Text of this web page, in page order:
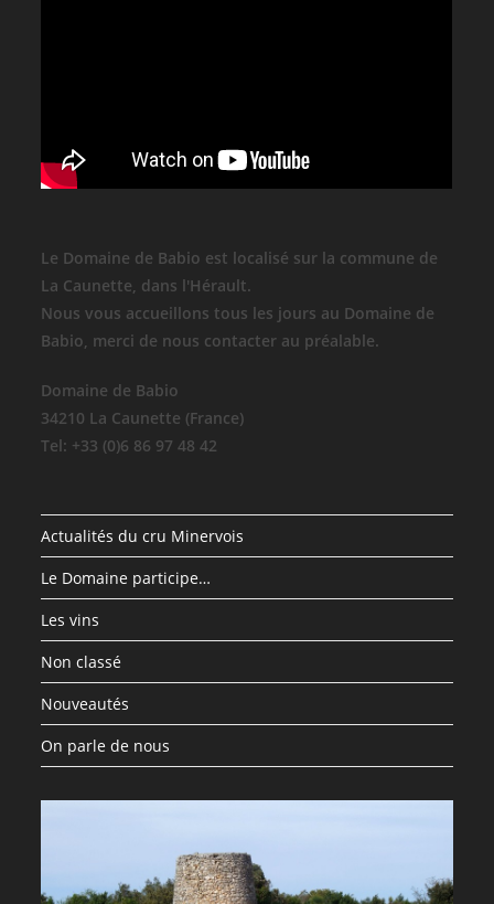
Le Domaine de Babio est localisé sur la commune de
La Caunette, dans l'Hérault.
Nous vous accueillons tous les jours au Domaine de
Babio, merci de nous contacter au préalable.
Domaine de Babio
34210 La Caunette (France)
Tel: +33 (0)6 86 97 48 42
Actualités du cru Minervois
Le Domaine participe…
Les vins
Non classé
Nouveautés
On parle de nous